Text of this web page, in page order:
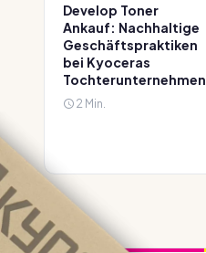
Develop Toner
Ankauf: Nachhaltige
Geschäftspraktiken
bei Kyoceras
Tochterunternehmen
2 Min.